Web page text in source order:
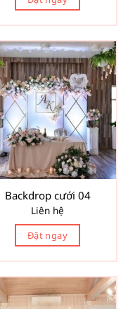
Backdrop cưới 04
Liên hệ
Đặt ngay